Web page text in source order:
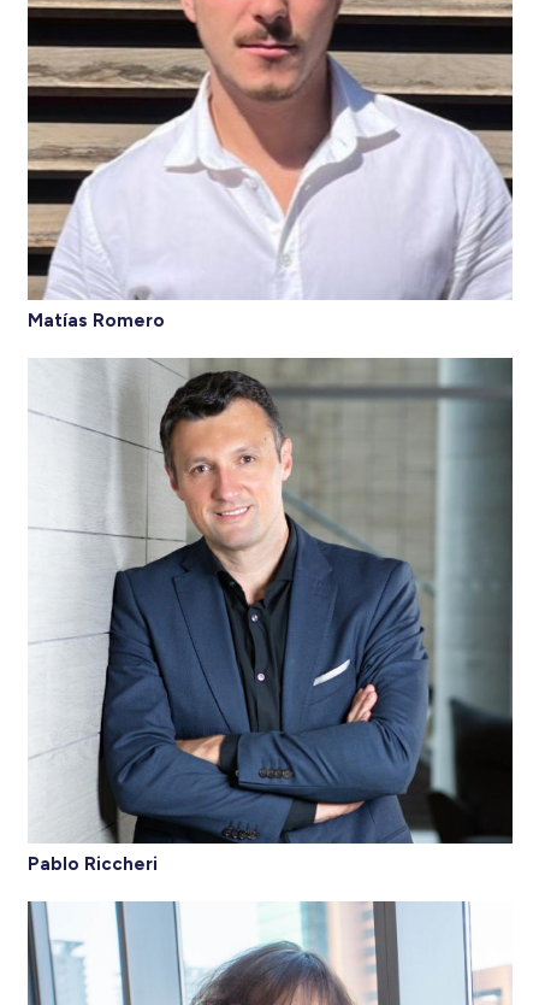
Matías Romero
Pablo Riccheri